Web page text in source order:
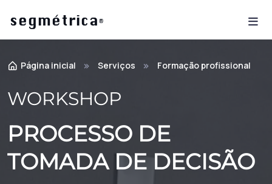
segmétrica ®
Página inicial Serviços Formação profissional
WORKSHOP
PROCESSO DE
TOMADA DE DECISÃO